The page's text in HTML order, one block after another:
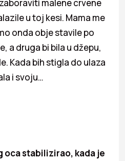
malene crvene
u toj kesi. Mama me
onda obje stavile po
a druga bi bila u džepu,
Kada bih stigla do ulaza
i svoju…
oca stabilizirao, kada je